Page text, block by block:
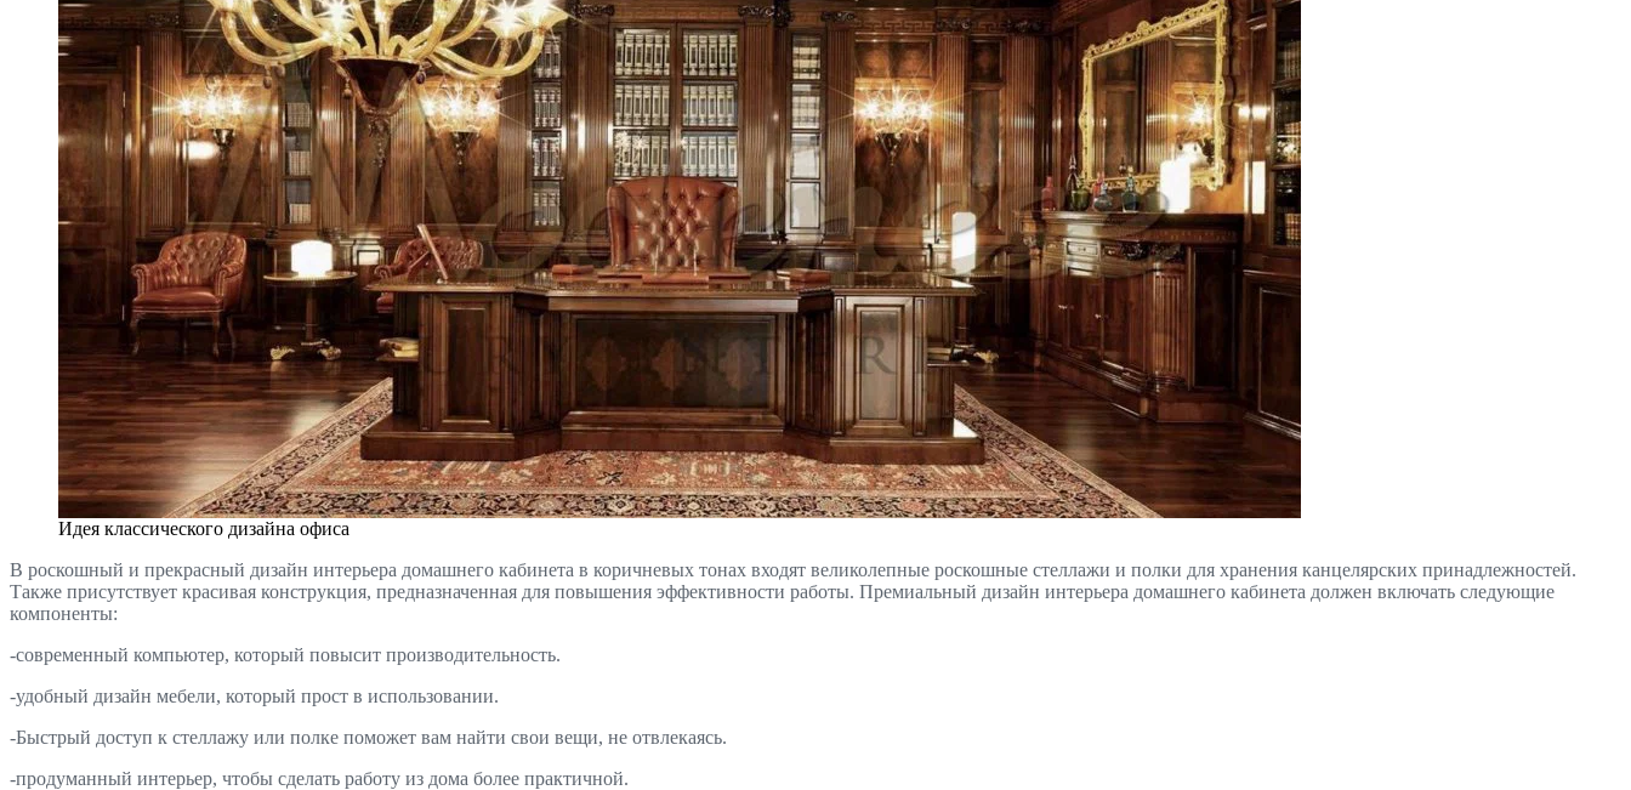
Идея классического дизайна офиса
В роскошный и прекрасный дизайн интерьера домашнего кабинета в коричневых тонах входят великолепные роскошные стеллажи и полки для хранения канцелярских принадлежностей.
Также присутствует красивая конструкция, предназначенная для повышения эффективности работы. Премиальный дизайн интерьера домашнего кабинета должен включать следующие
компоненты:
-современный компьютер, который повысит производительность.
-удобный дизайн мебели, который прост в использовании.
-Быстрый доступ к стеллажу или полке поможет вам найти свои вещи, не отвлекаясь.
-продуманный интерьер, чтобы сделать работу из дома более практичной.